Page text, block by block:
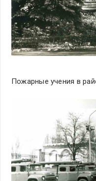
Пожарные учения в